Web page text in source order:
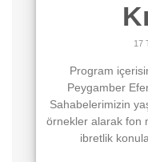
17
Program
Peygamber
Sahabelerimizin
örnekler alarak fon
ibretlik